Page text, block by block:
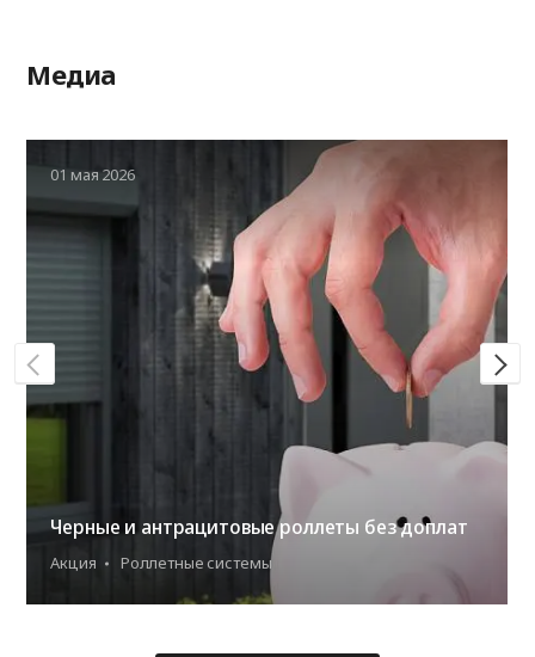
Медиа
01 мая 2026
Черные и антрацитовые роллеты без доплат
Акция Роллетные системы